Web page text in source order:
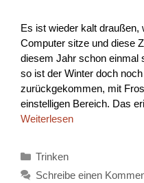
Es ist wieder kalt draußen,
Computer sitze und diese
diesem Jahr schon einmal
so ist der Winter doch
zurückgekommen, mit
einstelligen Bereich. Das
Weiterlesen
Kategorien
Trinken
Schreibe einen